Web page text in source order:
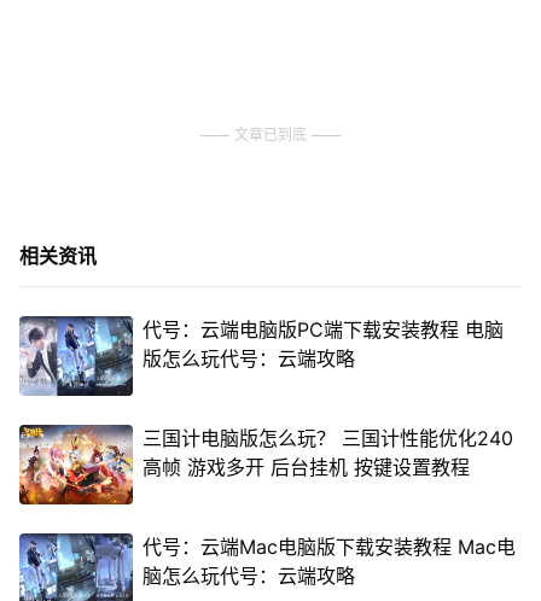
文章已到底
相关资讯
代号：云端电脑版PC端下载安装教程 电脑
版怎么玩代号：云端攻略
三国计电脑版怎么玩？ 三国计性能优化240
高帧 游戏多开 后台挂机 按键设置教程
代号：云端Mac电脑版下载安装教程 Mac电
脑怎么玩代号：云端攻略